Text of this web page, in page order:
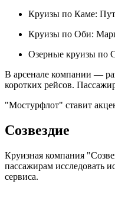
Круизы по Каме:
Круизы по Оби:
Озерные круизы по
В арсенале компании —
коротких рейсов.
"Мостурфлот" ставит
Созвездие
Круизная компания
пассажирам исследовать
сервиса.